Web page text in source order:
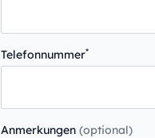
Telefonnummer*
Anmerkungen (optional)